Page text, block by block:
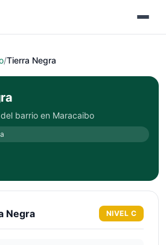
/Tierra Negra
barrio en Maracaibo
Negra NIVEL C